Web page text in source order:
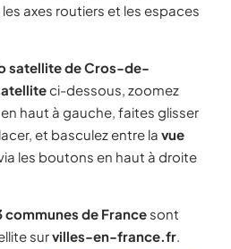
axes routiers et les espaces
satellite de Cros-de-
ci-dessous, zoomez
en haut à gauche, faites glisser
et basculez entre la vue
les boutons en haut à droite
communes de France sont
survilles-en-france.fr.